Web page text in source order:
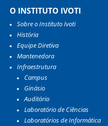
O INSTITUTO IVOTI
Sobre o Instituto Ivoti
História
Equipe Diretiva
Mantenedora
Infraestrutura
Campus
Ginásio
Auditório
Laboratório de Ciências
Laboratórios de Informática